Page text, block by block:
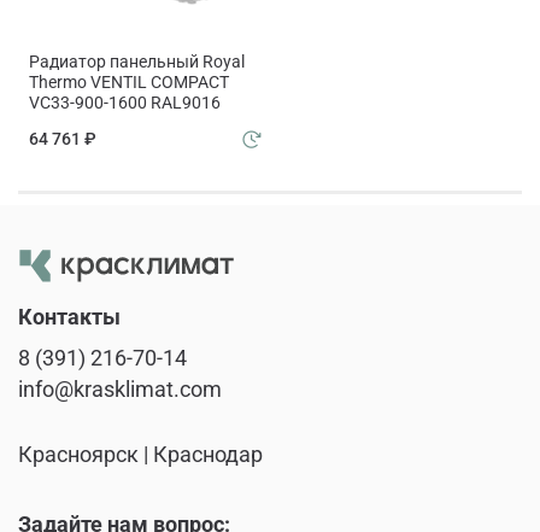
Радиатор панельный Royal
Thermo VENTIL COMPACT
VC33-900-1600 RAL9016
64 761 ₽
Контакты
8 (391) 216-70-14
info@krasklimat.com
Красноярск | Краснодар
Задайте нам вопрос: